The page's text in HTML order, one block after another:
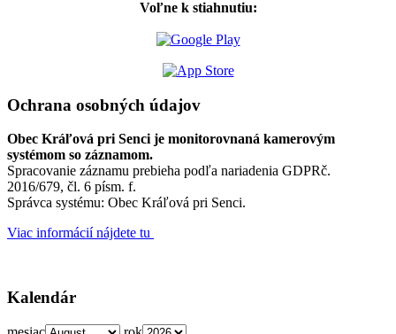
Voľne k stiahnutiu:
Ochrana osobných údajov
Obec Kráľová pri Senci je monitorovnaná kamerovým
systémom so záznamom.
Spracovanie záznamu prebieha podľa nariadenia GDPRč.
2016/679, čl. 6 písm. f.
Správca systému: Obec Kráľová pri Senci.
Viac informácií nájdete tu
Kalendár